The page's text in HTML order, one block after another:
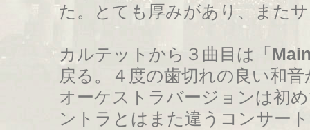
た。とても厚みがあり、また
カルテットから３曲目は「
戻る。４度の歯切れの良い和
オーケストラバージョンは初
ントラとはまた違うコンサー